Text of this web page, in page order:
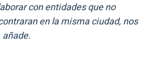
con entidades que no
en la misma ciudad, nos